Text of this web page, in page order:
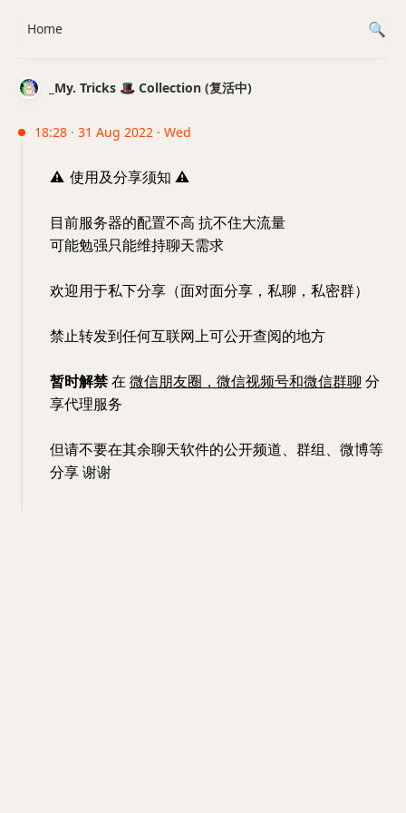
_My. Tricks 🎩 Collection (复活中)
18:28 · 31 Aug 2022 · Wed
⚠️ 使用及分享须知 ⚠️
目前服务器的配置不高 抗不住大流量
可能勉强只能维持聊天需求
欢迎用于私下分享（面对面分享，私聊，私密群）
禁止转发到任何互联网上可公开查阅的地方
暂时解禁在 微信朋友圈，微信视频号和微信群聊 分
享代理服务
但请不要在其余聊天软件的公开频道、群组、微博等
分享 谢谢
Home